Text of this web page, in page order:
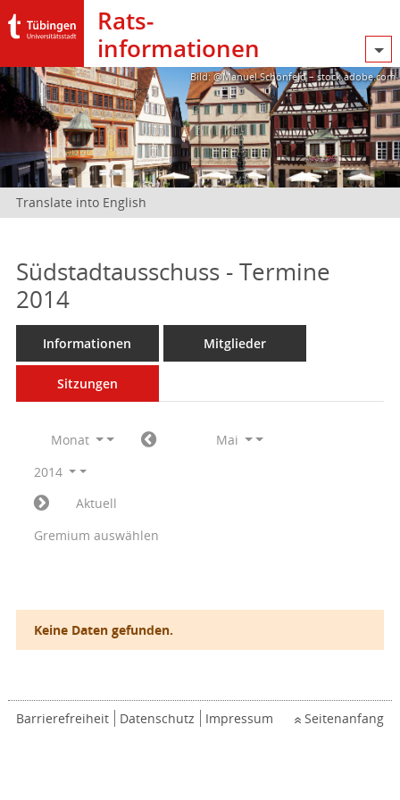
Rats­
informationen
Bild: @Manuel Schönfeld – stock.adobe.com
Translate into English
Südstadtausschuss - Termine
2014
Informationen Mitglieder
Sitzungen
Monat
Mai
2014
Aktuell
Gremium auswählen
Keine Daten gefunden.
Barrierefreiheit Datenschutz Impressum Seitenanfang